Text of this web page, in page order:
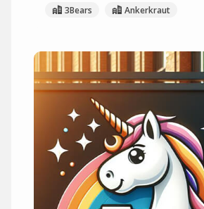
3Bears Ankerkraut